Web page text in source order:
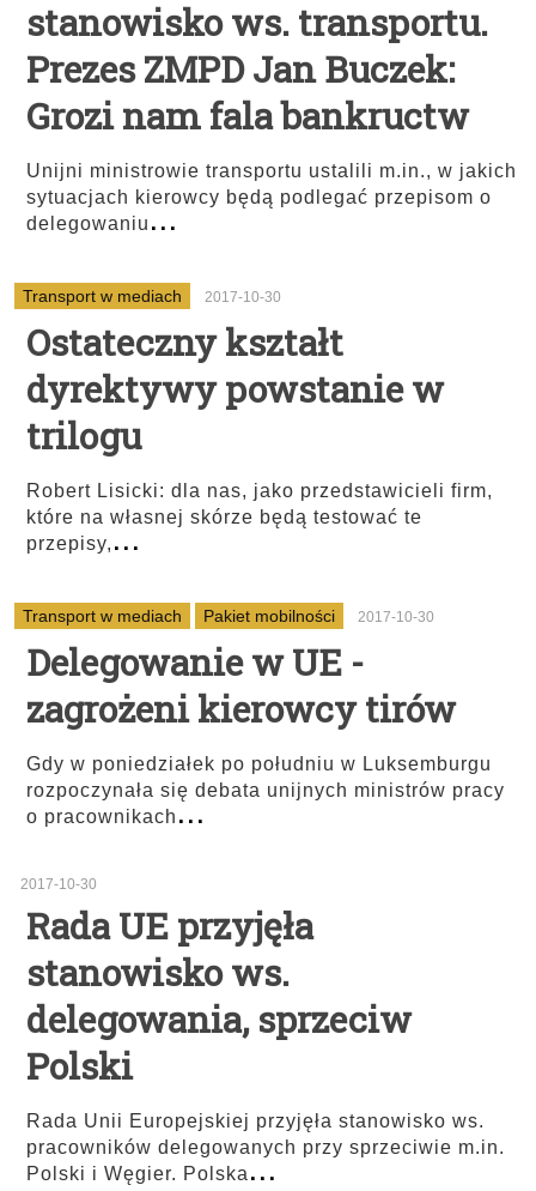
stanowisko ws. transportu.
Prezes ZMPD Jan Buczek:
Grozi nam fala bankructw
Unijni ministrowie transportu ustalili m.in., w jakich
sytuacjach kierowcy będą podlegać przepisom o
delegowaniu ...
Transport w mediach 2017-10-30
Ostateczny kształt
dyrektywy powstanie w
trilogu
Robert Lisicki: dla nas, jako przedstawicieli firm,
które na własnej skórze będą testować te
przepisy,...
Transport w mediach Pakiet mobilności 2017-10-30
Delegowanie w UE -
zagrożeni kierowcy tirów
Gdy w poniedziałek po południu w Luksemburgu
rozpoczynała się debata unijnych ministrów pracy
o pracownikach...
2017-10-30
Rada UE przyjęła
stanowisko ws.
delegowania, sprzeciw
Polski
Rada Unii Europejskiej przyjęła stanowisko ws.
pracowników delegowanych przy sprzeciwie m.in.
Polski i Węgier. Polska...